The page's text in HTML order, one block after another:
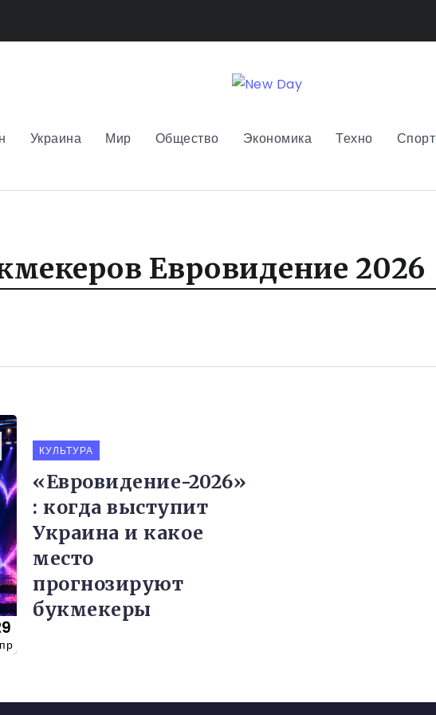
Украина Мир Общество Экономика Техно Спорт
Евровидение 2026
КУЛЬТУРА
«Евровидение-2026»
: когда выступит
Украина и какое
место
прогнозируют
букмекеры